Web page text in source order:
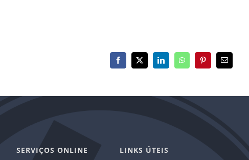
Facebook
X LinkedInWhatsAppPinterest
E-
mail
SERVIÇOS ONLINE LINKS ÚTEIS